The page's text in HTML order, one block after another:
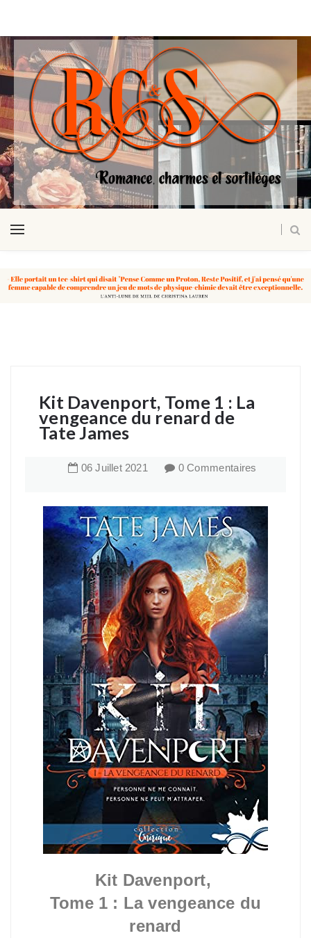
Kit Davenport, Tome 1 : La
vengeance du renard de
Tate James
06 Juillet 2021 0 Commentaires
Kit Davenport,
Tome 1 : La vengeance du
renard